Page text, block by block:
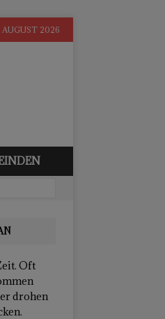
AUGUST 2026
Oft
drohen